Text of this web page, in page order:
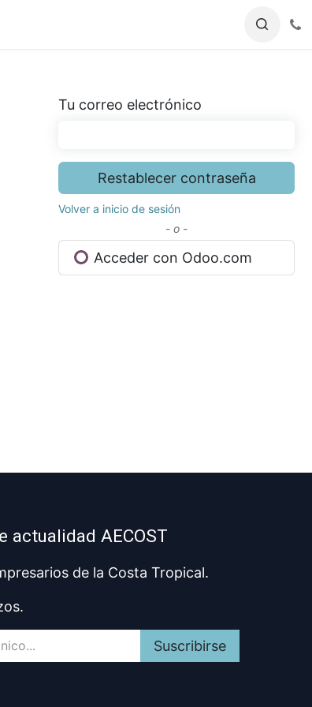
Tu correo electrónico
Restablecer contraseña
Volver a inicio de sesión
- o -
Acceder con Odoo.com
actualidad AECOST
de la Costa Tropical.
Suscribirse